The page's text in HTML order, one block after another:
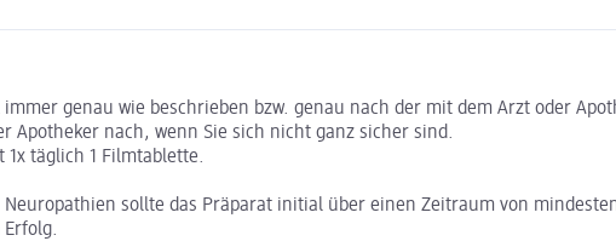
genau wie beschrieben bzw. genau nach der mit dem Arzt oder
Apotheker nach, wenn Sie sich nicht ganz sicher sind.
1x täglich 1 Filmtablette.
Neuropathien sollte das Präparat initial über einen Zeitraum von